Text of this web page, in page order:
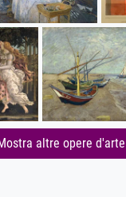
altre opere d'arte